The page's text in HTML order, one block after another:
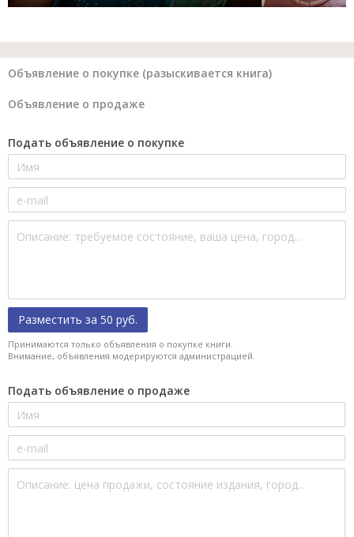
Объявление о покупке (разыскивается книга)
Объявление о продаже
Подать объявление о покупке
Разместить за 50 руб.
Принимаются только объявления о покупке книги.
Внимание, объявления модерируются администрацией.
Подать объявление о продаже